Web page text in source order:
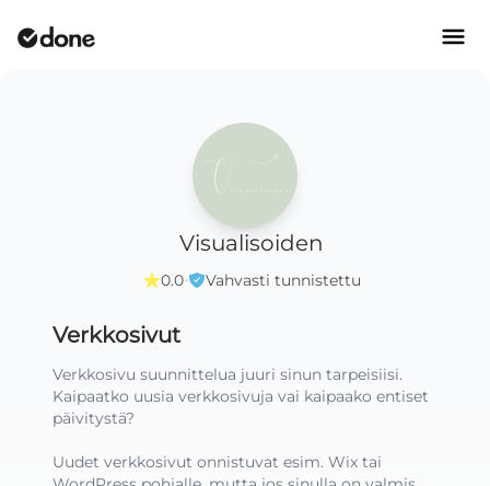
Visualisoiden
0.0· Vahvasti tunnistettu
Verkkosivut
Verkkosivu suunnittelua juuri sinun tarpeisiisi.
Kaipaatko uusia verkkosivuja vai kaipaako entiset
päivitystä?
Uudet verkkosivut onnistuvat esim. Wix tai